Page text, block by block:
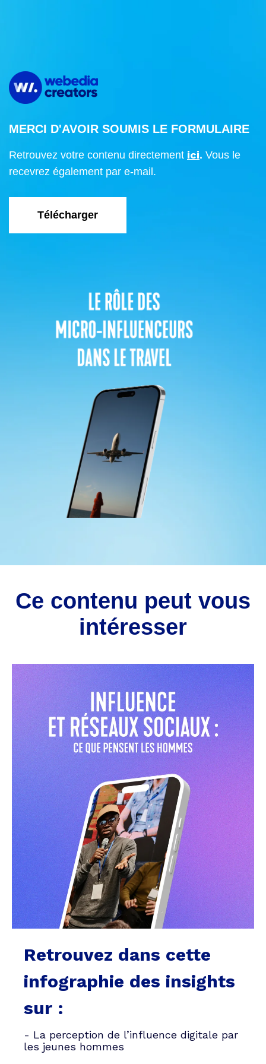
MERCI D'AVOIR SOUMIS LE FORMULAIRE
Retrouvez votre contenu directement ici. Vous le
recevrez également par e-mail.
Télécharger
Ce contenu peut vous
intéresser
Retrouvez dans cette
infographie des insights
sur :
- La perception de l’influence digitale par
les jeunes hommes